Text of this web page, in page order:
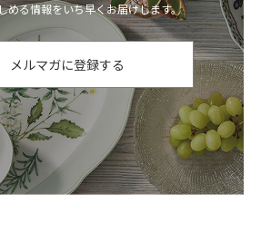
める情報をいち早くお届けします。
メルマガに登録する